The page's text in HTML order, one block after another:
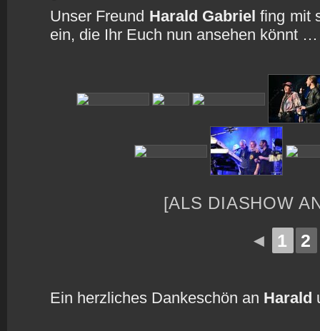
Unser Freund Harald Gabriel fing mit
ein, die Ihr Euch nun ansehen könnt …
[ALS DIASHOW
◄ 1 2
Ein herzliches Dankeschön an Harald